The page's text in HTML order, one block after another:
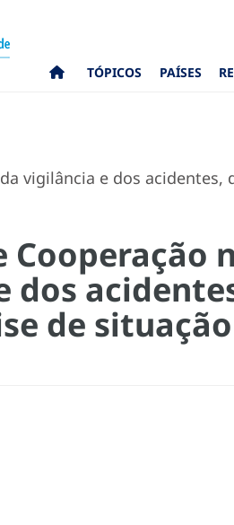
TÓPICOS PAÍSES
vigilância e dos acidentes,
de